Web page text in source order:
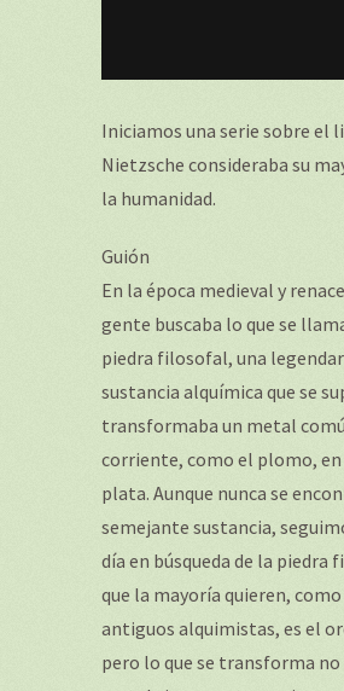
Iniciamos una serie sobre el
Nietzsche consideraba su
la humanidad.
Guión
En la época medieval y
gente buscaba lo que se
piedra filosofal, una
sustancia alquímica que se
transformaba un metal
corriente, como el plomo,
plata. Aunque nunca se
semejante sustancia,
día en búsqueda de la piedra
que la mayoría quieren,
antiguos alquimistas, es el
pero lo que se transforma no